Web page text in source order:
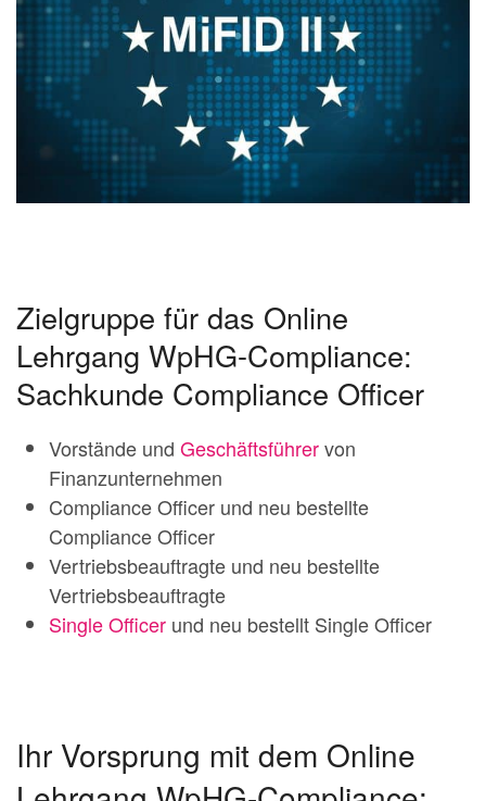
Zielgruppe für das Online
Lehrgang WpHG-Compliance:
Sachkunde Compliance Officer
Vorstände und Geschäftsführervon
Finanzunternehmen
Compliance Officer und neu bestellte
Compliance Officer
Vertriebsbeauftragte und neu bestellte
Vertriebsbeauftragte
Single Officer und neu bestellt Single Officer
Ihr Vorsprung mit dem Online